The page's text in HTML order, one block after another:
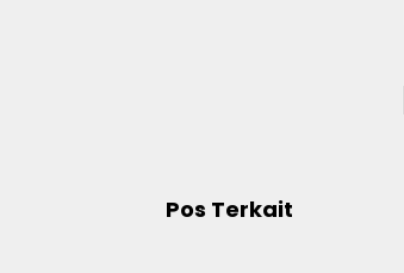
Pos Terkait